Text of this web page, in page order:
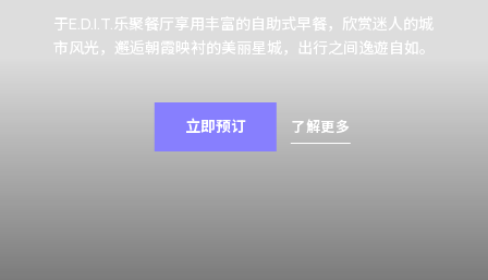
于E.D.I.T.乐聚餐厅享用丰富的自助式早餐，欣赏迷人的城
市风光，邂逅朝霞映衬的美丽星城，出行之间逸遊自如。
立即预订 了解更多